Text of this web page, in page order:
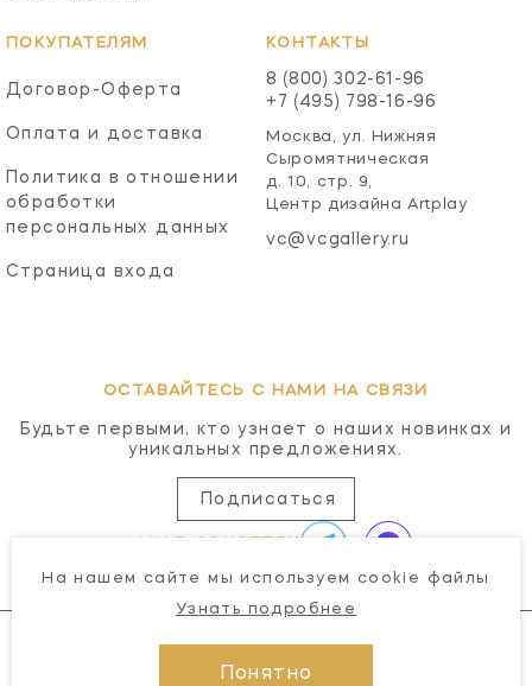
ПОКУПАТЕЛЯМ
Договор-Оферта
Оплата и доставка
Политика в отношении
обработки
персональных данных
Страница входа
КОНТАКТЫ
8 (800) 302-61-96
+7 (495) 798-16-96
Москва, ул. Нижняя
Сыромятническая
д. 10, стр. 9,
Центр дизайна Artplay
vc@vcgallery.ru
ОСТАВАЙТЕСЬ С НАМИ НА СВЯЗИ
Будьте первыми, кто узнает о наших новинках и
уникальных предложениях.
Подписаться
На нашем сайте мы используем cookie файлы
Узнать подробнее
Понятно